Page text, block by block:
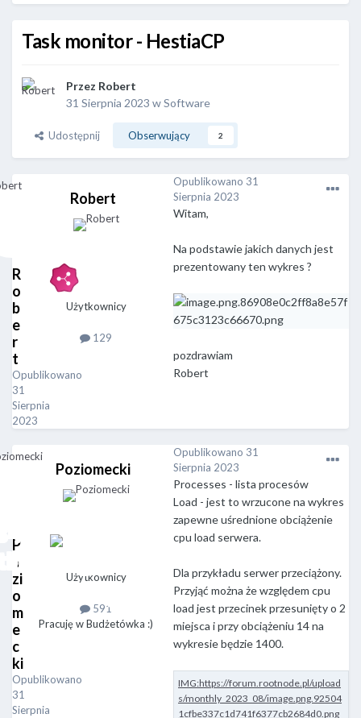
Task monitor - HestiaCP
Przez Robert
31 Sierpnia 2023 wSoftware
Udostępnij Obserwujący 2
R
o
b
e
r
t
Opublikowano
31
Sierpnia
2023
Robert
Użytkownicy
129
Opublikowano 31
Sierpnia 2023
Witam,
Na podstawie jakich danych jest
prezentowany ten wykres ?
pozdrawiam
Robert
P
o
zi
o
m
e
c
ki
Opublikowano
31
Sierpnia
Poziomecki
Użytkownicy
591
Pracuję w Budżetówka :)
Opublikowano 31
Sierpnia 2023
Processes - lista procesów
Load - jest to wrzucone na wykres
zapewne uśrednione obciążenie
cpu load serwera.
Dla przykładu serwer przeciążony.
Przyjąć można że względem cpu
load jest przecinek przesunięty o 2
miejsca i przy obciążeniu 14 na
wykresie będzie 1400.